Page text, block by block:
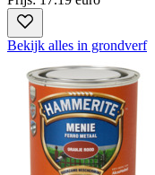
Bekijk alles in grondverf